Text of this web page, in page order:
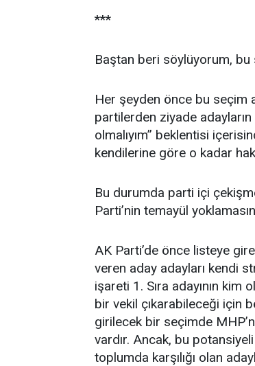
***
Baştan beri söylüyorum,
Her şeyden önce bu seçim
partilerden ziyade
olmalıyım” beklentisi
kendilerine göre o kadar
Bu durumda parti içi
Parti’nin temayül
AK Parti’de önce listeye
veren aday adayları kendi
işareti 1. Sıra adayının kim
bir vekil çıkarabileceği için
girilecek bir seçimde
vardır. Ancak, bu
toplumda karşılığı olan